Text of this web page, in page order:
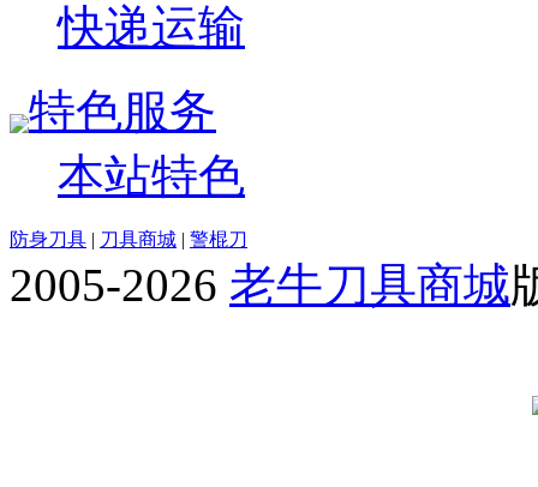
快递运输
特色服务
本站特色
防身刀具 | 刀具商城 | 警棍刀
2005-2026 老牛刀具商城